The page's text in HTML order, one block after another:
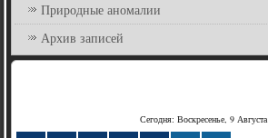
Природные аномалии
Архив записей
Сегодня: Воскресенье, 9 Августа